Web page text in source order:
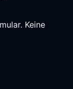
Keine